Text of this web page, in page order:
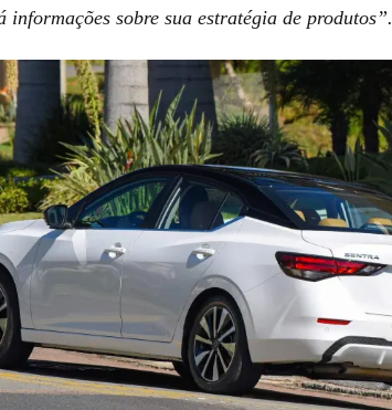
informações sobre sua estratégia de produtos”.